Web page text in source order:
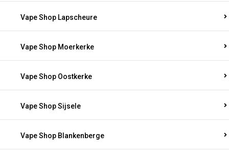
Vape Shop Lapscheure
Vape Shop Moerkerke
Vape Shop Oostkerke
Vape Shop Sijsele
Vape Shop Blankenberge